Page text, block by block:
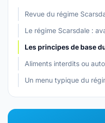
Revue du régime
Le régime Scarsdale :
Les principes de base
Aliments interdits ou
Un menu typique du